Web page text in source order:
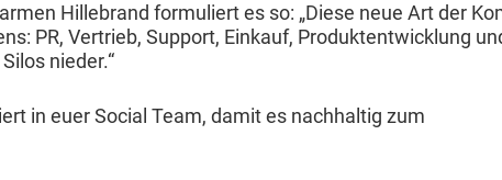
Hille­brand for­muliert es so: „Diese neue Art der
PR, Ver­trieb, Sup­port, Einkauf, Pro­duk­ten­twick­lung
nieder.“
in euer Social Team, damit es nach­haltig zum